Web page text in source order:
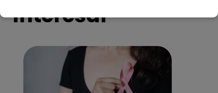
interesar